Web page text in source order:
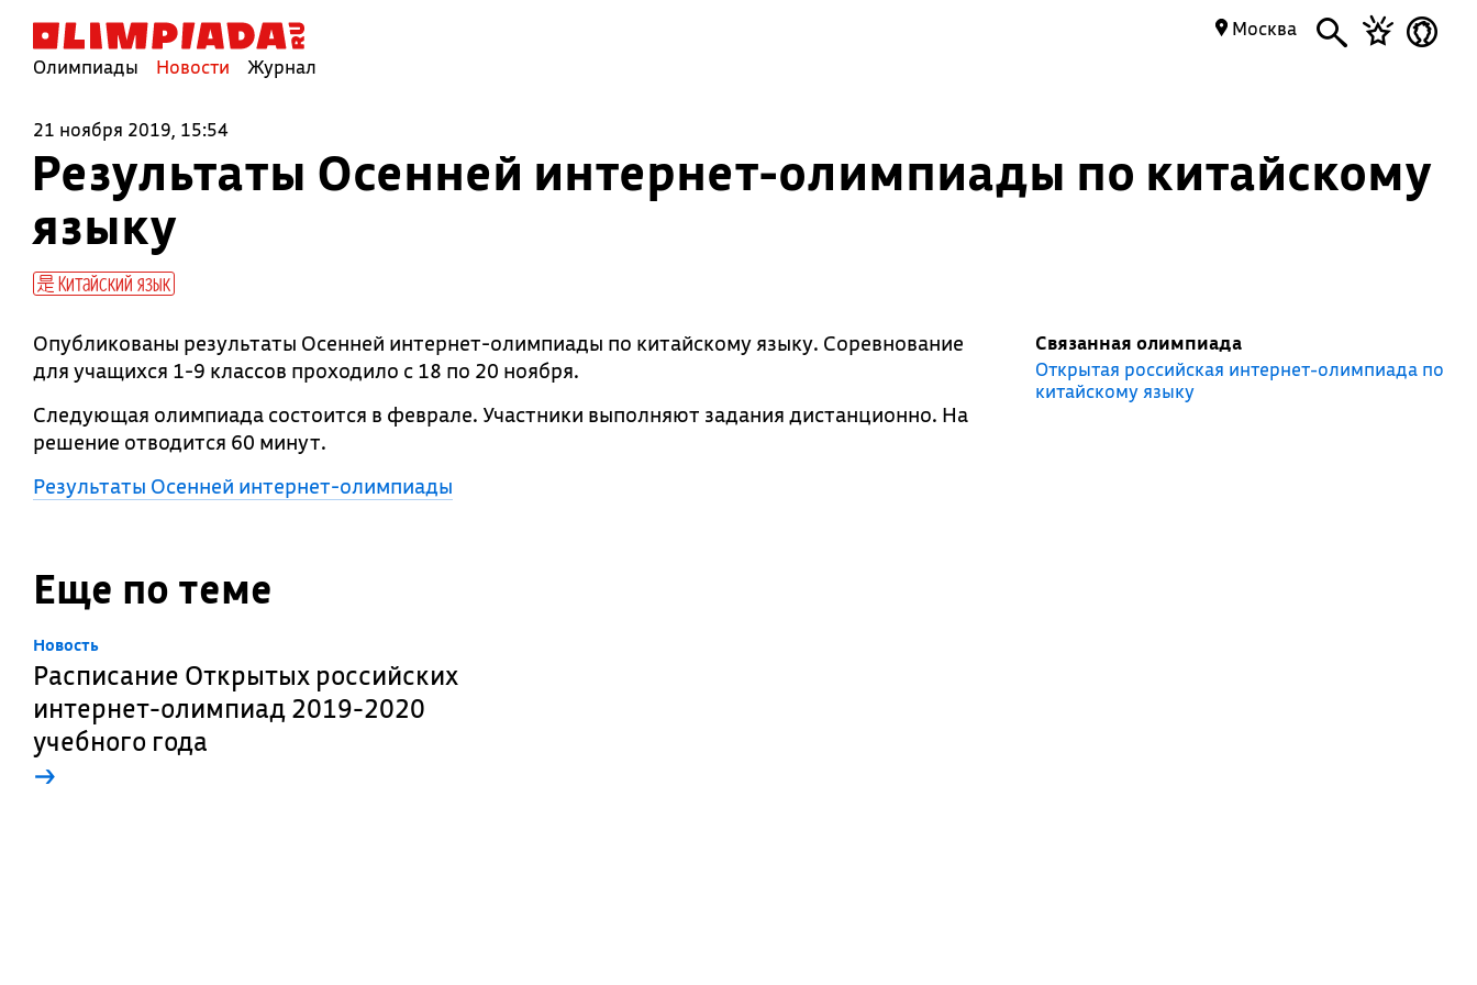
Олимпиады Новости Журнал
Москва
21 ноября 2019, 15:54
Результаты Осенней интернет-олимпиады по китайскому
языку
Китайский язык
Опубликованы результаты Осенней интернет-олимпиады по китайскому языку. Соревнование
для учащихся 1-9 классов проходило с 18 по 20 ноября.
Следующая олимпиада состоится в феврале. Участники выполняют задания дистанционно. На
решение отводится 60 минут.
Результаты Осенней интернет-олимпиады
Связанная олимпиада
Открытая российская интернет-олимпиада по
китайскому языку
Еще по теме
Новость
Расписание Открытых российских
интернет-олимпиад 2019-2020
учебного года
→